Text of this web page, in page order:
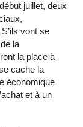
juillet, deux
vont se
la
la place à
cache la
économique
et à un